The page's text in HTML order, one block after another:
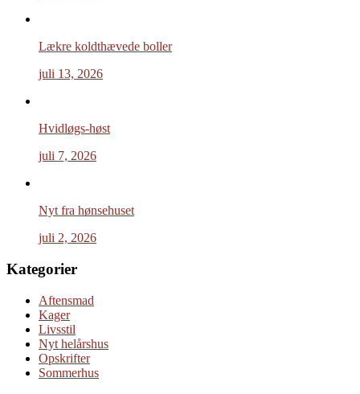
Lækre koldthævede boller
juli 13, 2026
Hvidløgs-høst
juli 7, 2026
Nyt fra hønsehuset
juli 2, 2026
Kategorier
Aftensmad
Kager
Livsstil
Nyt helårshus
Opskrifter
Sommerhus